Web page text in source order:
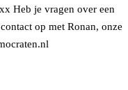
Heb je vragen over een
op met Ronan, onze